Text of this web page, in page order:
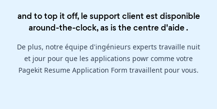
and to top it off, le support client est disponible
around-the-clock, as is thecentre d'aide.
De plus, notre équipe d'ingénieurs experts travaille nuit
et jour pour que les applications powr comme votre
Pagekit Resume Application Form travaillent pour vous.